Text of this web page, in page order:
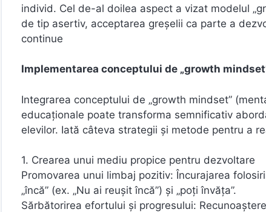
individ. Cel de-al doilea aspect a vizat modelul
de tip asertiv, acceptarea greșelii ca parte a
continue
Implementarea conceptului de „growth
Integrarea conceptului de „growth mindset”
educaționale poate transforma semnificativ
elevilor. Iată câteva strategii și metode pentru a
1. Crearea unui mediu propice pentru dezvoltare
Promovarea unui limbaj pozitiv: Încurajarea
„încă” (ex. „Nu ai reușit încă”) și „poți învăța”.
Sărbătorirea efortului și progresului: